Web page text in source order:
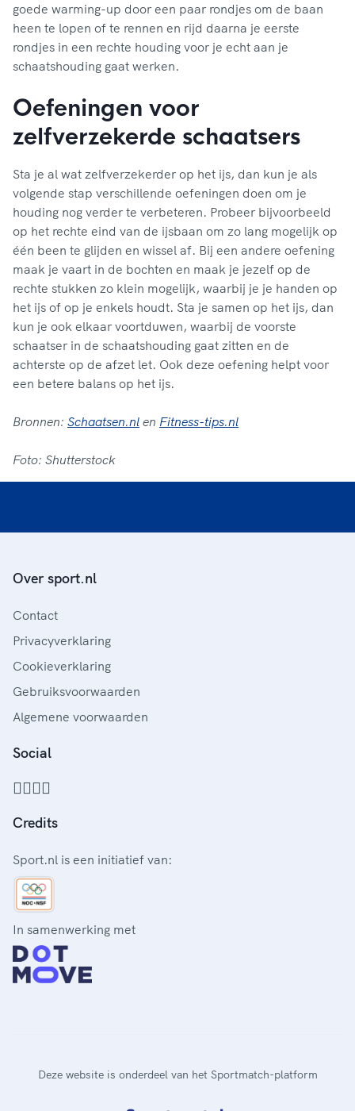
goede warming-up door een paar rondjes om de baan
heen te lopen of te rennen en rijd daarna je eerste
rondjes in een rechte houding voor je echt aan je
schaatshouding gaat werken.
Oefeningen voor
zelfverzekerde schaatsers
Sta je al wat zelfverzekerder op het ijs, dan kun je als
volgende stap verschillende oefeningen doen om je
houding nog verder te verbeteren. Probeer bijvoorbeeld
op het rechte eind van de ijsbaan om zo lang mogelijk op
één been te glijden en wissel af. Bij een andere oefening
maak je vaart in de bochten en maak je jezelf op de
rechte stukken zo klein mogelijk, waarbij je je handen op
het ijs of op je enkels houdt. Sta je samen op het ijs, dan
kun je ook elkaar voortduwen, waarbij de voorste
schaatser in de schaatshouding gaat zitten en de
achterste op de afzet let. Ook deze oefening helpt voor
een betere balans op het ijs.
Bronnen: Schaatsen.nl en Fitness-tips.nl
Foto: Shutterstock
Over sport.nl
Contact
Privacyverklaring
Cookieverklaring
Gebruiksvoorwaarden
Algemene voorwaarden
Social
Credits
Sport.nl is een initiatief van:
In samenwerking met
Deze website is onderdeel van het Sportmatch-platform